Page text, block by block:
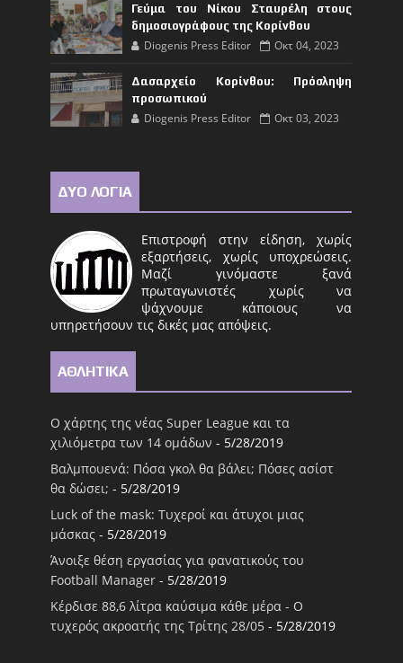
Γεύμα του Νίκου Σταυρέλη στους
δημοσιογράφους της Κορίνθου
Diogenis Press Editor Οκτ 04, 2023
Δασαρχείο Κορίνθου: Πρόσληψη
προσωπικού
Diogenis Press Editor Οκτ 03, 2023
ΔΥΟ ΛΟΓΙΑ
Επιστροφή στην είδηση, χωρίς
εξαρτήσεις, χωρίς υποχρεώσεις.
Μαζί γινόμαστε ξανά
πρωταγωνιστές χωρίς να
ψάχνουμε κάποιους να
υπηρετήσουν τις δικές μας απόψεις.
ΑΘΛΗΤΙΚΑ
Ο χάρτης της νέας Super League και τα
χιλιόμετρα των 14 ομάδων - 5/28/2019
Βαλμπουενά: Πόσα γκολ θα βάλει; Πόσες ασίστ
θα δώσει; - 5/28/2019
Luck of the mask: Τυχεροί και άτυχοι μιας
μάσκας - 5/28/2019
Άνοιξε θέση εργασίας για φανατικούς του
Football Μanager - 5/28/2019
Κέρδισε 88,6 λίτρα καύσιμα κάθε μέρα - Ο
τυχερός ακροατής της Τρίτης 28/05 - 5/28/2019